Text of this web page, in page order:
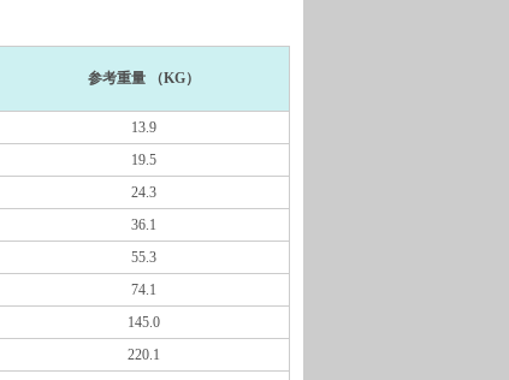
参考重量 （KG）
13.9
19.5
24.3
36.1
55.3
74.1
145.0
220.1